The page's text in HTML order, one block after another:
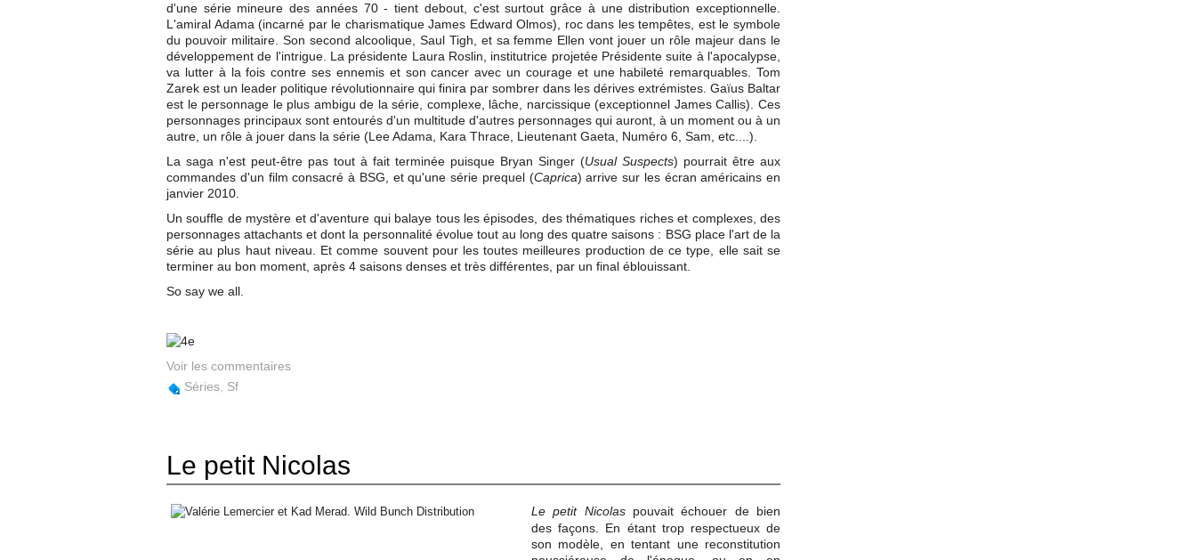
d'une série mineure des années 70 - tient debout, c'est surtout grâce à une distribution exceptionnelle.
L'amiral Adama (incarné par le charismatique James Edward Olmos), roc dans les tempêtes, est le symbole
du pouvoir militaire. Son second alcoolique, Saul Tigh, et sa femme Ellen vont jouer un rôle majeur dans le
développement de l'intrigue. La présidente Laura Roslin, institutrice projetée Présidente suite à l'apocalypse,
va lutter à la fois contre ses ennemis et son cancer avec un courage et une habileté remarquables. Tom
Zarek est un leader politique révolutionnaire qui finira par sombrer dans les dérives extrémistes. Gaïus Baltar
est le personnage le plus ambigu de la série, complexe, lâche, narcissique (exceptionnel James Callis). Ces
personnages principaux sont entourés d'un multitude d'autres personnages qui auront, à un moment ou à un
autre, un rôle à jouer dans la série (Lee Adama, Kara Thrace, Lieutenant Gaeta, Numéro 6, Sam, etc....).
La saga n'est peut-être pas tout à fait terminée puisque Bryan Singer (Usual Suspects) pourrait être aux
commandes d'un film consacré à BSG, et qu'une série prequel (Caprica) arrive sur les écran américains en
janvier 2010.
Un souffle de mystère et d'aventure qui balaye tous les épisodes, des thématiques riches et complexes, des
personnages attachants et dont la personnalité évolue tout au long des quatre saisons : BSG place l'art de la
série au plus haut niveau. Et comme souvent pour les toutes meilleures production de ce type, elle sait se
terminer au bon moment, après 4 saisons denses et très différentes, par un final éblouissant.
So say we all.
Voir les commentaires
Séries Sf
Le petit Nicolas
Le petit Nicolaspouvait échouer de bien
des façons. En étant trop respectueux de
son modèle, en tentant une reconstitution